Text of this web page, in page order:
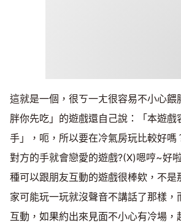
這就是一個，很ㄎ一ㄤ很容易不小心餵
胖你先吃」的遊戲還自己說：「本遊戲
手」，呃，所以要在冷氣房玩比較好嗎
對方的手就會戀愛的遊戲?(X)嗯哼~好
種可以跟朋友互動的遊戲很棒欸，不是
家可能玩一玩就沒聲音不講話了那樣，
互動，如果約出來見面不小心有冷場，